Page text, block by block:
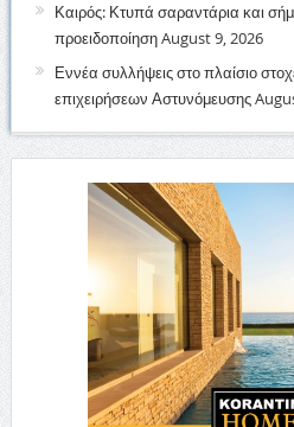
Καιρός: Κτυπά σαραντάρια και
προειδοποίησηAugust 9, 2026
Εννέα συλλήψεις στο πλαίσιο
επιχειρήσεων Αστυνόμευσης